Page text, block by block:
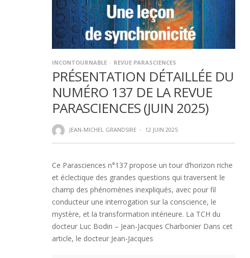
INCONTOURNABLE REVUE PARASCIENCES
PRÉSENTATION DÉTAILLÉE DU
NUMÉRO 137 DE LA REVUE
PARASCIENCES (JUIN 2025)
JEAN-MICHEL GRANDSIRE · 12 JUIN 2025
Ce Parasciences n°137 propose un tour d’horizon riche
et éclectique des grandes questions qui traversent le
champ des phénomènes inexpliqués, avec pour fil
conducteur une interrogation sur la conscience, le
mystère, et la transformation intérieure. La TCH du
docteur Luc Bodin – Jean-Jacques Charbonier Dans cet
article, le docteur Jean-Jacques